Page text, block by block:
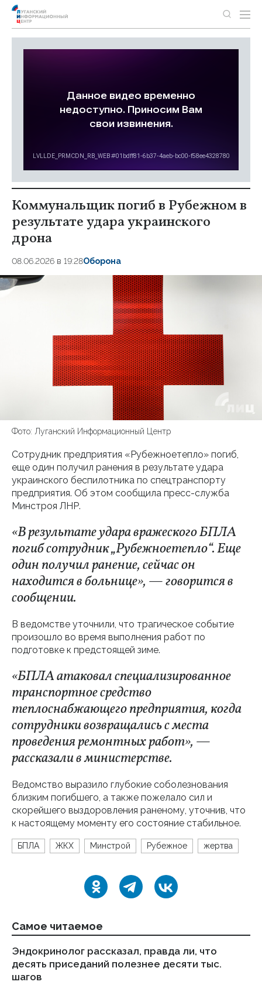
Коммунальщик погиб в Рубежном в
результате удара украинского
дрона
08.06.2026 в 19:28Оборона
Фото: Луганский Информационный Центр
Сотрудник предприятия «Рубежноетепло» погиб,
еще один получил ранения в результате удара
украинского беспилотника по спецтранспорту
предприятия. Об этом сообщила пресс-служба
Минстроя ЛНР.
«В результате удара вражеского БПЛА
погиб сотрудник „Рубежноетепло“. Еще
один получил ранение, сейчас он
находится в больнице», — говорится в
сообщении.
В ведомстве уточнили, что трагическое событие
произошло во время выполнения работ по
подготовке к предстоящей зиме.
«БПЛА атаковал специализированное
транспортное средство
теплоснабжающего предприятия, когда
сотрудники возвращались с места
проведения ремонтных работ», —
рассказали в министерстве.
Ведомство выразило глубокие соболезнования
близким погибшего, а также пожелало сил и
скорейшего выздоровления раненому, уточнив, что
к настоящему моменту его состояние стабильное.
БПЛА ЖКХ Минстрой Рубежное жертва
Самое читаемое
Эндокринолог рассказал, правда ли, что
десять приседаний полезнее десяти тыс.
шагов